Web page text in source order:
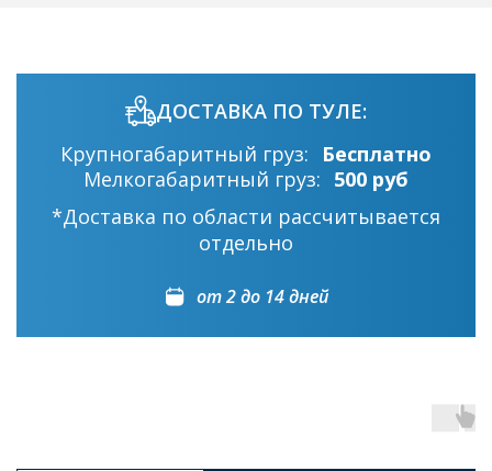
ДОСТАВКА ПО ТУЛЕ:
Крупногабаритный груз:
Бесплатно
Мелкогабаритный груз: 500 руб
*Доставка по области рассчитывается
отдельно
от 2 до 14 дней